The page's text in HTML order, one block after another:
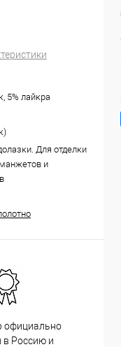
5% лайкра
Для отделки
и
официально
в Россию и